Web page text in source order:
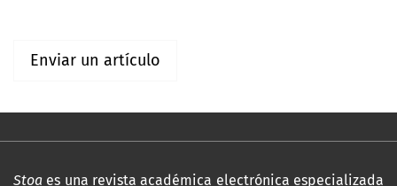
Enviar un artículo
Stoa es una revista académica electrónica especializada